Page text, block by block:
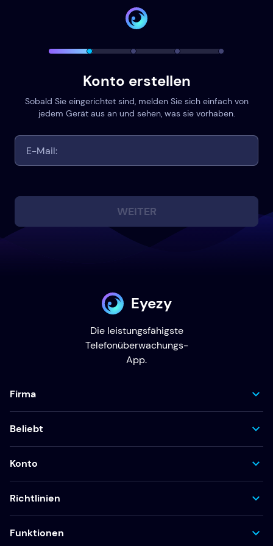
Konto erstellen
Sobald Sie eingerichtet sind, melden Sie sich einfach von
jedem Gerät aus an und sehen, was sie vorhaben.
WEITER
Eyezy
Die leistungsfähigste
Telefonüberwachungs-
App.
Firma
Beliebt
Konto
Richtlinien
Funktionen